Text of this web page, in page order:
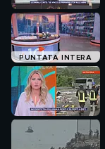
PUNTATA INTERA